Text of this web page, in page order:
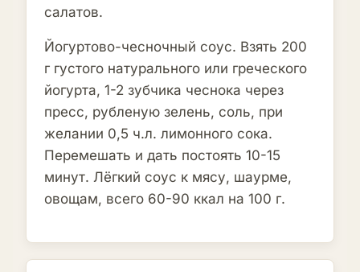
салатов.
Йогуртово-чесночный соус. Взять 200
г густого натурального или греческого
йогурта, 1-2 зубчика чеснока через
пресс, рубленую зелень, соль, при
желании 0,5 ч.л. лимонного сока.
Перемешать и дать постоять 10-15
минут. Лёгкий соус к мясу, шаурме,
овощам, всего 60-90 ккал на 100 г.